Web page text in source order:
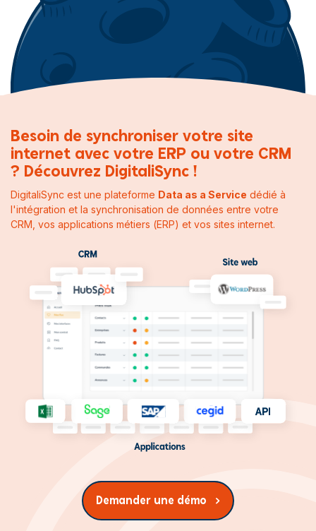
Besoin de synchroniser votre site
internet avec votre ERP ou votre CRM
? Découvrez DigitaliSync !
DigitaliSync est une plateforme Data as a Service dédié à
l'intégration et la synchronisation de données entre votre
CRM, vos applications métiers (ERP) et vos sites internet.
Demander une démo